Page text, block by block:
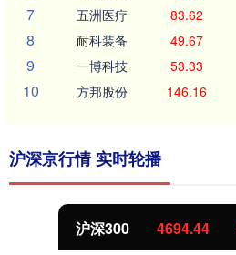
7 五洲医疗 83.62
8 耐科装备 49.67
9 一博科技 53.33
10 方邦股份 146.16
沪深京行情 实时轮播
沪深300 4694.44